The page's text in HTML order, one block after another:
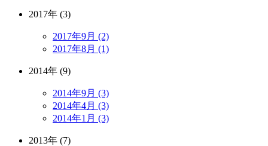
2017年 (3)
2017年9月 (2)
2017年8月 (1)
2014年 (9)
2014年9月 (3)
2014年4月 (3)
2014年1月 (3)
2013年 (7)